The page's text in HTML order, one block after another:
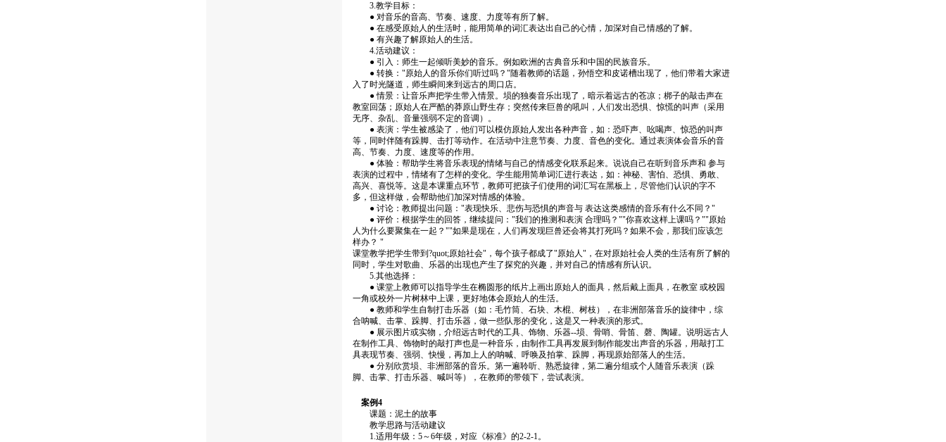
3.教学目标：
● 对音乐的音高、节奏、速度、力度等有所了解。
● 在感受原始人的生活时，能用简单的词汇表达出自己的心情，加深对自己情感的了解。
● 有兴趣了解原始人的生活。
4.活动建议：
● 引入：师生一起倾听美妙的音乐。例如欧洲的古典音乐和中国的民族音乐。
● 转换："原始人的音乐你们听过吗？"随着教师的话题，孙悟空和皮诺槽出现了，他们带着大家进
入了时光隧道，师生瞬间来到远古的周口店。
● 情景：让音乐声把学生带入情景。埙的独奏音乐出现了，暗示着远古的苍凉；梆子的敲击声在
教室回荡；原始人在严酷的莽原山野生存；突然传来巨兽的吼叫，人们发出恐惧、惊慌的叫声（采用
无序、杂乱、音量强弱不定的音调）。
● 表演：学生被感染了，他们可以模仿原始人发出各种声音，如：恐吓声、吆喝声、惊恐的叫声
等，同时伴随有跺脚、击打等动作。在活动中注意节奏、力度、音色的变化。通过表演体会音乐的音
高、节奏、力度、速度等的作用。
● 体验：帮助学生将音乐表现的情绪与自己的情感变化联系起来。说说自己在听到音乐声和 参与
表演的过程中，情绪有了怎样的变化。学生能用简单词汇进行表达，如：神秘、害怕、恐惧、勇敢、
高兴、喜悦等。这是本课重点环节，教师可把孩子们使用的词汇写在黑板上，尽管他们认识的字不
多，但这样做，会帮助他们加深对情感的体验。
● 讨论：教师提出问题："表现快乐、悲伤与恐惧的声音与 表达这类感情的音乐有什么不同？"
● 评价：根据学生的回答，继续提问："我们的推测和表演 合理吗？""你喜欢这样上课吗？""原始
人为什么要聚集在一起？""如果是现在，人们再发现巨兽还会将其打死吗？如果不会，那我们应该怎
样办？ "
课堂教学把学生带到?quot;原始社会"，每个孩子都成了"原始人"，在对原始社会人类的生活有所了解的
同时，学生对歌曲、乐器的出现也产生了探究的兴趣，并对自己的情感有所认识。
5.其他选择：
● 课堂上教师可以指导学生在椭圆形的纸片上画出原始人的面具，然后戴上面具，在教室 或校园
一角或校外一片树林中上课，更好地体会原始人的生活。
● 教师和学生自制打击乐器（如：毛竹筒、石块、木棍、树枝），在非洲部落音乐的旋律中，综
合呐喊、击掌、跺脚、打击乐器，做一些队形的变化，这是又一种表演的形式。
● 展示图片或实物，介绍远古时代的工具、饰物、乐器--埙、骨哨、骨笛、磬、陶罐。说明远古人
在制作工具、饰物时的敲打声也是一种音乐，由制作工具再发展到制作能发出声音的乐器，用敲打工
具表现节奏、强弱、快慢，再加上人的呐喊、呼唤及拍掌、跺脚，再现原始部落人的生活。
● 分别欣赏埙、非洲部落的音乐。第一遍聆听、熟悉旋律，第二遍分组或个人随音乐表演（跺
脚、击掌、打击乐器、喊叫等），在教师的带领下，尝试表演。
案例4
课题：泥土的故事
教学思路与活动建议
1.适用年级：5～6年级，对应《标准》的2-2-1。